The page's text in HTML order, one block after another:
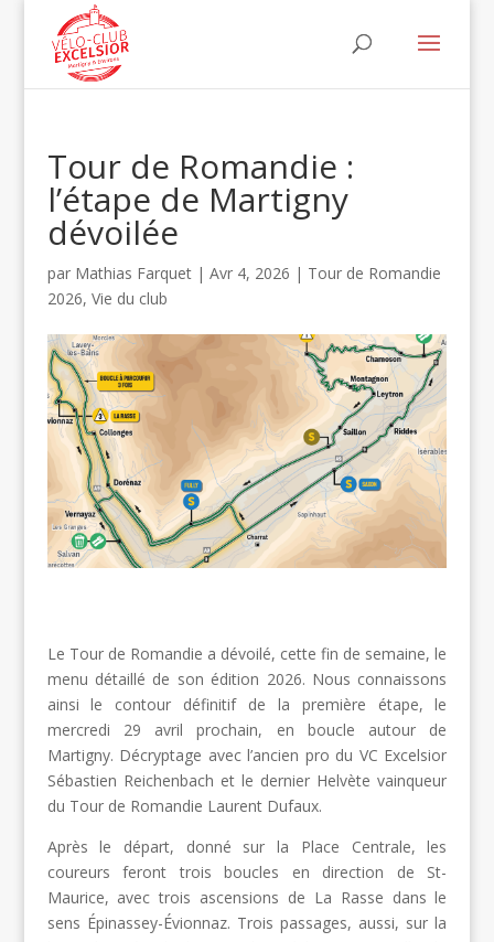
Tour de Romandie :
l’étape de Martigny
dévoilée
par Mathias Farquet| Avr 4, 2026 | Tour de Romandie
2026, Vie du club
Le Tour de Romandie a dévoilé, cette fin de semaine, le
menu détaillé de son édition 2026. Nous connaissons
ainsi le contour définitif de la première étape, le
mercredi 29 avril prochain, en boucle autour de
Martigny. Décryptage avec l’ancien pro du VC Excelsior
Sébastien Reichenbach et le dernier Helvète vainqueur
du Tour de Romandie Laurent Dufaux.
Après le départ, donné sur la Place Centrale, les
coureurs feront trois boucles en direction de St-
Maurice, avec trois ascensions de La Rasse dans le
sens Épinassey-Évionnaz. Trois passages, aussi, sur la